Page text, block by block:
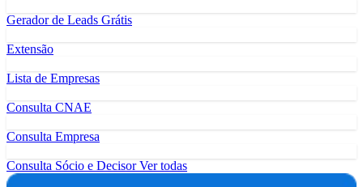
Gerador de Leads Grátis
Extensão
Lista de Empresas
Consulta CNAE
Consulta Empresa
Consulta Sócio e DecisorVer todas